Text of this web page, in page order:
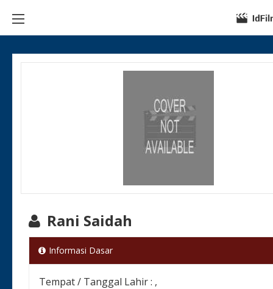
Rani Saidah
Informasi Dasar
Tempat / Tanggal Lahir : ,